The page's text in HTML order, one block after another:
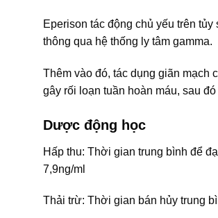
Eperison tác động chủ yếu trên
thông qua hệ thống ly tâm gamma.
Thêm vào đó, tác dụng giãn mạch
gây rối loạn tuần hoàn máu, sau
Dược động học
Hấp thu: Thời gian trung bình để
7,9ng/ml
Thải trừ: Thời gian bán hủy trung